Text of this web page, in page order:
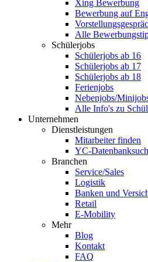
Xing Bewerbung
Bewerbung auf
Alle
Schülerjobs
Schülerjobs ab 16
Schülerjobs ab 17
Schülerjobs ab 18
Ferienjobs
Nebenjobs/
Alle Info's zu
Unternehmen
Dienstleistungen
Mitarbeiter finden
YC-
Branchen
Service/Sales
Logistik
Banken und
Retail
E-Mobility
Mehr
Blog
Kontakt
FAQ